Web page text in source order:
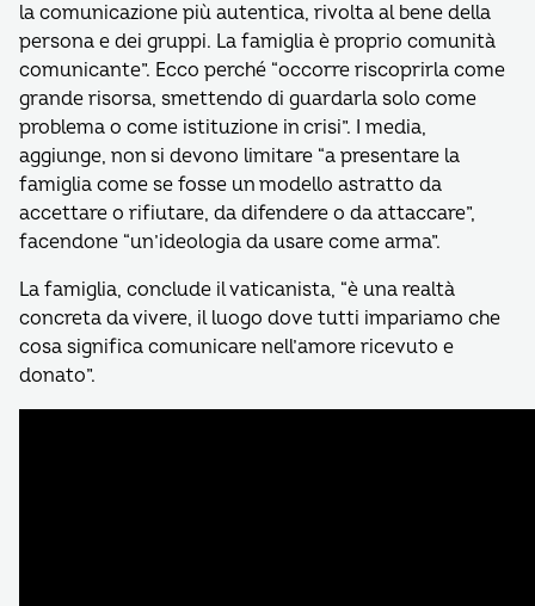
la comunicazione più autentica, rivolta al bene della
persona e dei gruppi. La famiglia è proprio comunità
comunicante”. Ecco perché “occorre riscoprirla come
grande risorsa, smettendo di guardarla solo come
problema o come istituzione in crisi”. I media,
aggiunge, non si devono limitare “a presentare la
famiglia come se fosse un modello astratto da
accettare o rifiutare, da difendere o da attaccare”,
facendone “un’ideologia da usare come arma”.
La famiglia, conclude il vaticanista, “è una realtà
concreta da vivere, il luogo dove tutti impariamo che
cosa significa comunicare nell’amore ricevuto e
donato”.